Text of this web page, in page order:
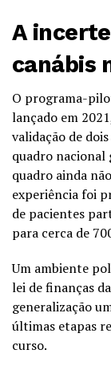
A
canábis
O programa-
lançado em
validação de
quadro nacional
quadro ainda
experiência foi
de pacientes
para cerca de
Um ambiente
lei de finanças
generalização
últimas etapas
curso.